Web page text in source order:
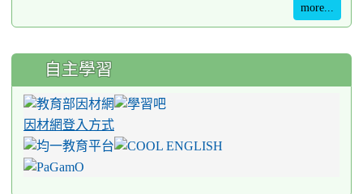
more...
自主學習
因材網登入方式